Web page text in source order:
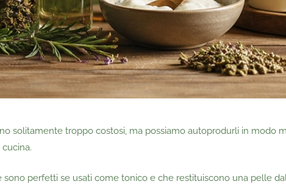
solitamente troppo costosi, ma possiamo autoprodurli in modo
perfetti se usati come tonico e che restituiscono una pelle